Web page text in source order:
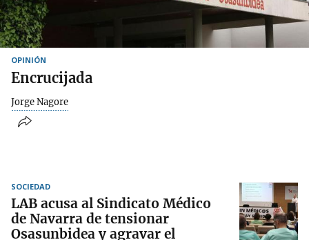
OPINIÓN
Encrucijada
Jorge Nagore
SOCIEDAD
LAB acusa al Sindicato Médico
de Navarra de tensionar
Osasunbidea y agravar el